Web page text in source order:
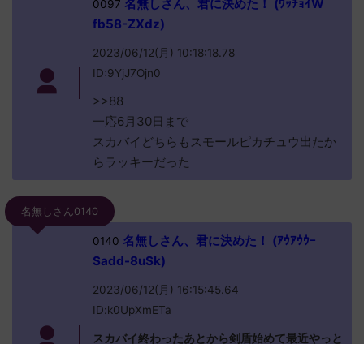
0097 名無しさん、君に決めた！ (ﾜｯﾁｮｲW
fb58-ZXdz)
2023/06/12(月) 10:18:18.78
ID:9YjJ7Ojn0
>>88
一応6月30日まで
スカバイどちらもスモールピカチュウ出たか
らラッキーだった
名無しさん0140
0140 名無しさん、君に決めた！ (ｱｳｱｳｳｰ
Sadd-8uSk)
2023/06/12(月) 16:15:45.64
ID:k0UpXmETa
スカバイ終わったあとから剣盾始めて最近やっと